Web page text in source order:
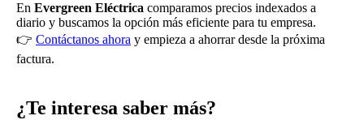
En Evergreen Eléctrica comparamos precios indexados a
diario y buscamos la opción más eficiente para tu empresa.
👉 Contáctanos ahora y empieza a ahorrar desde la próxima
factura.
¿Te interesa saber más?